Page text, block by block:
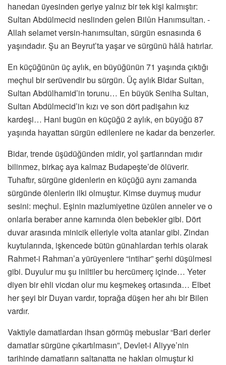
hanedan üyesinden geriye yalnız bir tek kişi kalmıştır:
Sultan Abdülmecid neslinden gelen Bilûn Hanımsultan. -
Allah selamet versin-hanımsultan, sürgün esnasında 6
yaşındadır. Şu an Beyrut’ta yaşar ve sürgünü hâlâ hatırlar.
En küçüğünün üç aylık, en büyüğünün 71 yaşında çıktığı
meçhul bir serüvendir bu sürgün. Üç aylık Bidar Sultan,
Sultan Abdülhamid’in torunu… En büyük Seniha Sultan,
Sultan Abdülmecid’in kızı ve son dört padişahın kız
kardeşi… Hani bugün en küçüğü 2 aylık, en büyüğü 87
yaşında hayattan sürgün edilenlere ne kadar da benzerler.
Bidar, trende üşüdüğünden midir, yol şartlarından mıdır
bilinmez, birkaç aya kalmaz Budapeşte’de ölüverir.
Tuhaftır, sürgüne gidenlerin en küçüğü aynı zamanda
sürgünde ölenlerin ilki olmuştur. Kimse duymuş mudur
sesini: meçhul. Eşinin mazlumiyetine üzülen anneler ve o
onlarla beraber anne karnında ölen bebekler gibi. Dört
duvar arasında minicik elleriyle volta atanlar gibi. Zindan
kuytularında, işkencede bütün günahlardan terhis olarak
Rahmet-i Rahman’a yürüyenlere “intihar” şerhi düşülmesi
gibi. Duyulur mu şu iniltiler bu hercümerç içinde… Yeter
diyen bir ehli vicdan olur mu keşmekeş ortasında… Elbet
her şeyi bir Duyan vardır, toprağa düşen her ahı bir Bilen
vardır.
Vaktiyle damatlardan ihsan görmüş mebuslar “Bari derler
damatlar sürgüne çıkartılmasın”, Devlet-i Aliyye’nin
tarihinde damatların saltanatta ne hakları olmuştur ki